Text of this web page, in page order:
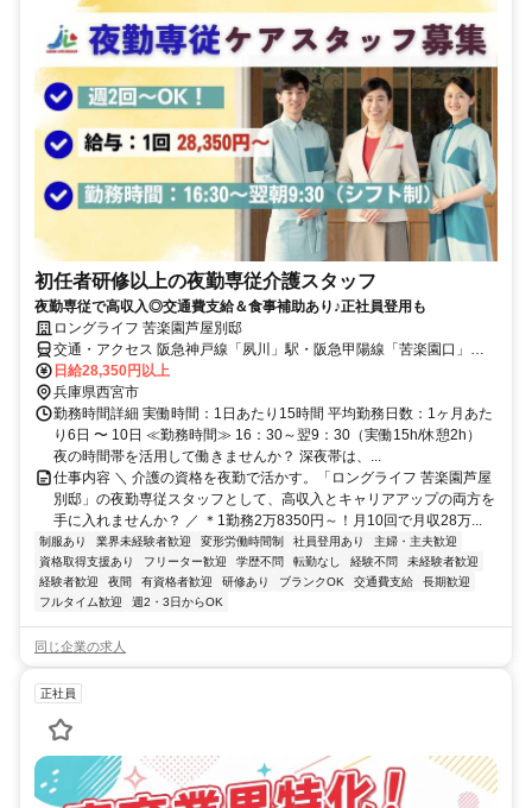
初任者研修以上の夜勤専従介護スタッフ
夜勤専従で高収入◎交通費支給＆食事補助あり♪正社員登用も
ロングライフ 苦楽園芦屋別邸
交通・アクセス 阪急神戸線「夙川」駅・阪急甲陽線「苦楽園口」
駅・JR神戸線「芦屋」駅より阪急バス乗車、「苦楽園五番町」バス
停下車 徒歩約1分
日給28,350円以上
兵庫県西宮市
勤務時間詳細 実働時間：1日あたり15時間 平均勤務日数：1ヶ月あた
り6日 〜 10日 ≪勤務時間≫ 16：30～翌9：30（実働15h/休憩2h）
夜の時間帯を活用して働きませんか？ 深夜帯は、...
仕事内容 ＼ 介護の資格を夜勤で活かす。「ロングライフ 苦楽園芦屋
別邸」の夜勤専従スタッフとして、高収入とキャリアアップの両方を
手に入れませんか？ ／ ＊1勤務2万8350円～！月10回で月収28万...
制服あり 業界未経験者歓迎 変形労働時間制 社員登用あり
主婦・主夫歓迎
資格取得支援あり
フリーター歓迎 学歴不問 転勤なし 経験不問
未経験者歓迎
経験者歓迎
夜間 有資格者歓迎 研修あり ブランクOK 交通費支給
長期歓迎
フルタイム歓迎
週2・3日からOK
同じ企業の求人
正社員